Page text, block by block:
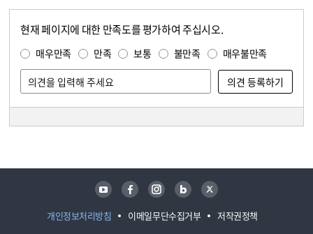
현재 페이지에 대한 만족도를 평가하여 주십시오.
매우만족 만족 보통 불만족 매우불만족
개인정보처리방침 이메일무단수집거부 저작권정책
유튜브 페이스북 인스타그램 블로그 트위터